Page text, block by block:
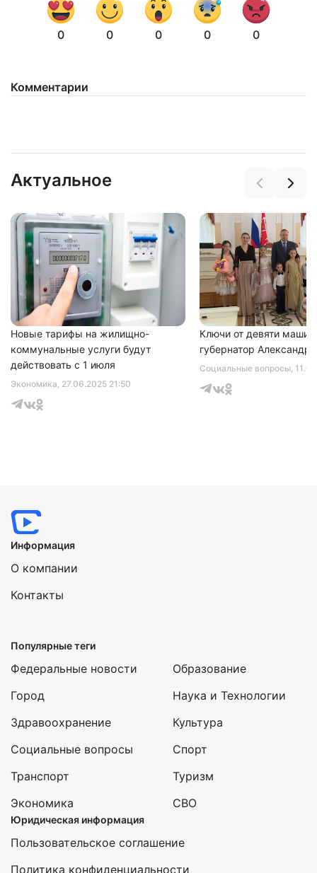
0 0 0 0 0
Комментарии
Актуальное
Экономика, 27.06.2025 21:50
Новые тарифы на жилищно-
коммунальные услуги будут
действовать с 1 июля
Социальные вопросы,
Ключи от девяти машин
губернатор Александр
Информация
О компании
Контакты
Популярные теги
Федеральные новости
Город
Здравоохранение
Социальные вопросы
Транспорт
Экономика
Образование
Наука и Технологии
Культура
Спорт
Туризм
СВО
Юридическая информация
Пользовательское соглашение
Политика конфиденциальности